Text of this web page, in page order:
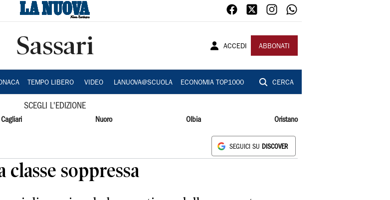
Sassari ACCEDI ABBONATI
TEMPO LIBERO VIDEO LANUOVA@SCUOLA ECONOMIA TOP1000 CERCA
SCEGLI L'EDIZIONE
Cagliari Nuoro Olbia Oristano
SEGUICI SU DISCOVER
soppressa